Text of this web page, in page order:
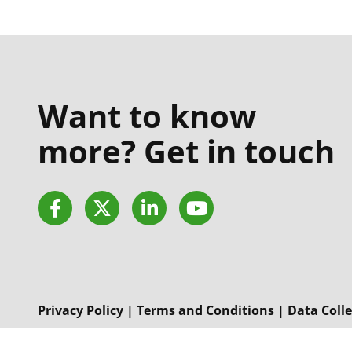
Want to know
more? Get in touch
FacebookTwitter LinkedInYouTube
Privacy Policy | Terms and Conditions | Data